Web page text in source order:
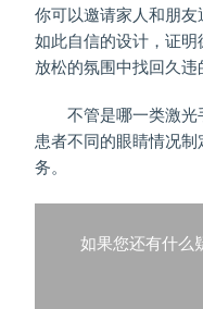
你可以邀请家人和朋友
如此自信的设计，证
放松的氛围中找回久违
不管是哪一类激光
患者不同的眼睛情况
务。
如果您还有什么